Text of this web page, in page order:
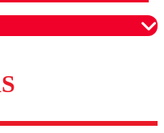
para garantizar un